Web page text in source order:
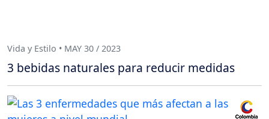
Vida y Estilo • MAY 30 / 2023
3 bebidas naturales para reducir medidas